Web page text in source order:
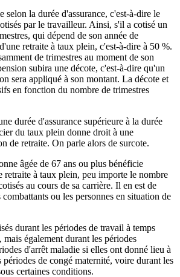
selon la durée d'assurance, c'est-à-dire le
par le travailleur. Ainsi, s'il a cotisé un
qui dépend de son année de
retraite à taux plein, c'est-à-dire à 50 %.
de trimestres au moment de son
subira une décote, c'est-à-dire qu'un
sera appliqué à son montant. La décote et
en fonction du nombre de trimestres
durée d'assurance supérieure à la durée
du taux plein donne droit à une
de retraite. On parle alors de surcote.
âgée de 67 ans ou plus bénéficie
retraite à taux plein, peu importe le nombre
au cours de sa carrière. Il en est de
ou les personnes en situation de
durant les périodes de travail à temps
également durant les périodes
d'arrêt maladie si elles ont donné lieu à
périodes de congé maternité, voire durant les
certaines conditions.